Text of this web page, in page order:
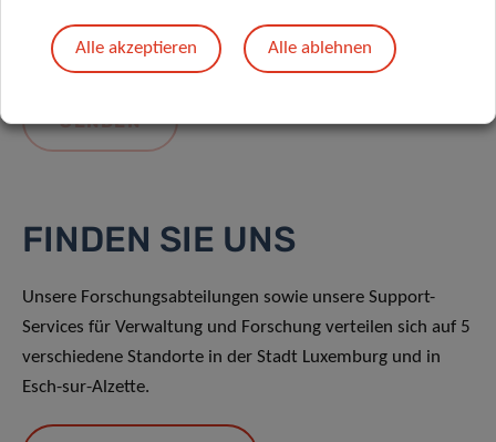
FINDEN SIE UNS
Unsere Forschungsabteilungen sowie unsere Support-
Services für Verwaltung und Forschung verteilen sich auf 5
verschiedene Standorte in der Stadt Luxemburg und in
Esch-sur-Alzette.
Alle akzeptieren Alle ablehnen